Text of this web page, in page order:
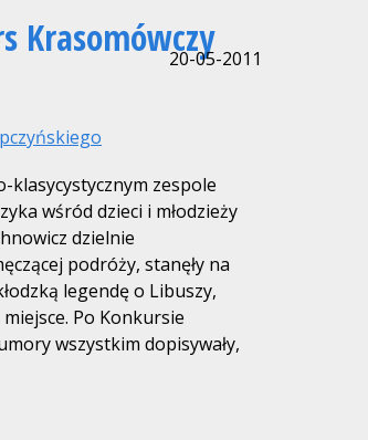
Krasomówczy20-05-2011
klasycystycznym zespole
wśród dzieci i młodzieży
dzielnie
podróży, stanęły na
legendę o Libuszy,
Po Konkursie
wszystkim dopisywały,